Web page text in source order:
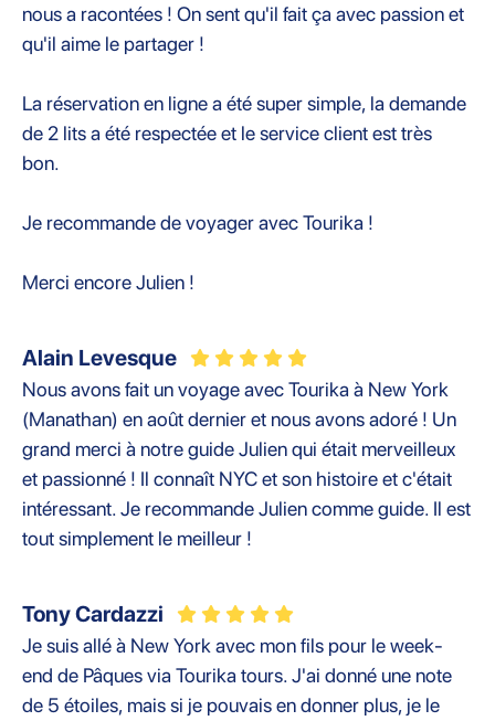
nous a racontées ! On sent qu'il fait ça avec passion et
qu'il aime le partager !
La réservation en ligne a été super simple, la demande
de 2 lits a été respectée et le service client est très
bon.
Je recommande de voyager avec Tourika !
Merci encore Julien !
Alain Levesque
Nous avons fait un voyage avec Tourika à New York
(Manathan) en août dernier et nous avons adoré ! Un
grand merci à notre guide Julien qui était merveilleux
et passionné ! Il connaît NYC et son histoire et c'était
intéressant. Je recommande Julien comme guide. Il est
tout simplement le meilleur !
Tony Cardazzi
Je suis allé à New York avec mon fils pour le week-
end de Pâques via Tourika tours. J'ai donné une note
de 5 étoiles, mais si je pouvais en donner plus, je le